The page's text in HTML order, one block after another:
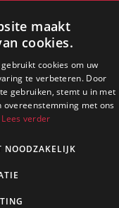
Contact
info@dimplex.nl
+31 (0) 513 78 98
vraag over
maakt
cookies.
cookies om uw
te verbeteren. Door
gebruiken, stemt u in met
overeenstemming met ons
Lees verder
NOODZAKELIJK